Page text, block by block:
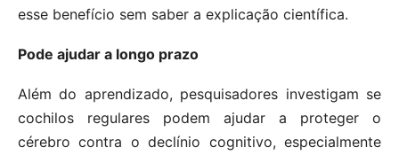
esse benefício sem saber a explicação científica.
Pode ajudar a longo prazo
Além do aprendizado, pesquisadores investigam se
cochilos regulares podem ajudar a proteger o
cérebro contra o declínio cognitivo, especialmente